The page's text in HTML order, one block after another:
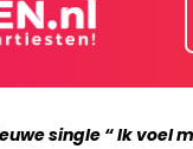
single “ Ik voel